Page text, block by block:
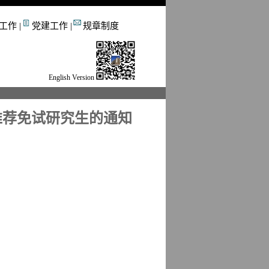
作| 党建工作| 规章制度
English Version
免试研究生的通知